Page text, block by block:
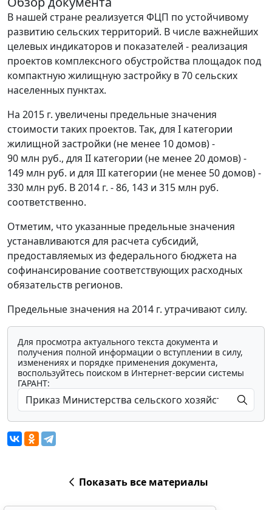
В нашей стране реализуется ФЦП по устойчивому
развитию сельских территорий. В числе важнейших
целевых индикаторов и показателей - реализация
проектов комплексного обустройства площадок под
компактную жилищную застройку в 70 сельских
населенных пунктах.
На 2015 г. увеличены предельные значения
стоимости таких проектов. Так, для I категории
жилищной застройки (не менее 10 домов) -
90 млн руб., для II категории (не менее 20 домов) -
149 млн руб. и для III категории (не менее 50 домов) -
330 млн руб. В 2014 г. - 86, 143 и 315 млн руб.
соответственно.
Отметим, что указанные предельные значения
устанавливаются для расчета субсидий,
предоставляемых из федерального бюджета на
софинансирование соответствующих расходных
обязательств регионов.
Предельные значения на 2014 г. утрачивают силу.
Для просмотра актуального текста документа и
получения полной информации о вступлении в силу,
изменениях и порядке применения документа,
воспользуйтесь поиском в Интернет-версии системы
ГАРАНТ:
Показать все материалы